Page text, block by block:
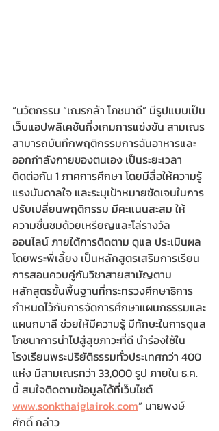
“นวัตกรรม “เณรกล้า โภชนาดี” มีรูปแบบเป็น
เว็บแอปพลิเคชันกึ่งเกมการแข่งขัน สามเณร
สามารถบันทึกพฤติกรรมการฉันอาหารและ
ออกกำลังกายของตนเอง เป็นระยะเวลา
ติดต่อกัน 1 ภาคการศึกษา โดยมีสื่อให้ความรู้
แรงบันดาลใจ และระบุเป้าหมายชัดเจนในการ
ปรับเปลี่ยนพฤติกรรม มีคะแนนสะสม ให้
ความชื่นชมด้วยเหรียญและโล่รางวัล
ออนไลน์ ภายใต้การติดตาม ดูแล ประเมินผล
โดยพระพี่เลี้ยง เป็นหลักสูตรเสริมการเรียน
การสอนควบคู่กับวิชาสายสามัญตาม
หลักสูตรขั้นพื้นฐานที่กระทรวงศึกษาธิการ
กำหนดไว้กับการจัดการศึกษาแผนกธรรมและ
แผนกบาลี ช่วยให้มีความรู้ มีทักษะในการดูแล
โภชนาการนำไปสู่สุขภาวะที่ดี นำร่องใช้ใน
โรงเรียนพระปริยัติธรรมทั่วประเทศกว่า 400
แห่ง มีสามเณรกว่า 33,000 รูป ภายใน ธ.ค.
นี้ สนใจติดตามข้อมูลได้ที่เว็บไซต์
www.sonkthaiglairok.com” นายพงษ์
ศักดิ์ กล่าว